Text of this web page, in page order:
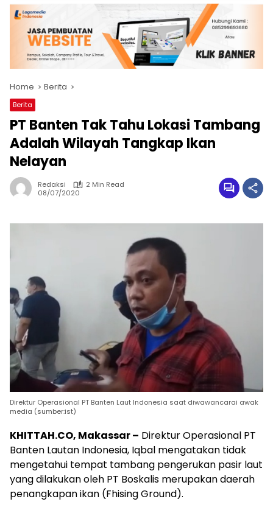
Home Berita
Berita
PT Banten Tak Tahu Lokasi Tambang
Adalah Wilayah Tangkap Ikan
Nelayan
Redaksi
2 Min Read
08/07/2020
Direktur Operasional PT Banten Laut Indonesia saat diwawancarai awak
media (sumber:ist)
KHITTAH.CO, Makassar – Direktur Operasional PT
Banten Lautan Indonesia, Iqbal mengatakan tidak
mengetahui tempat tambang pengerukan pasir laut
yang dilakukan oleh PT Boskalis merupakan daerah
penangkapan ikan (Fhising Ground).